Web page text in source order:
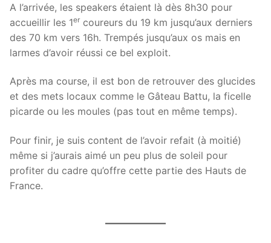
A l’arrivée, les speakers étaient là dès 8h30 pour
accueillir les 1er coureurs du 19 km jusqu’aux derniers
des 70 km vers 16h. Trempés jusqu’aux os mais en
larmes d’avoir réussi ce bel exploit.
Après ma course, il est bon de retrouver des glucides
et des mets locaux comme le Gâteau Battu, la ficelle
picarde ou les moules (pas tout en même temps).
Pour finir, je suis content de l’avoir refait (à moitié)
même si j’aurais aimé un peu plus de soleil pour
profiter du cadre qu’offre cette partie des Hauts de
France.